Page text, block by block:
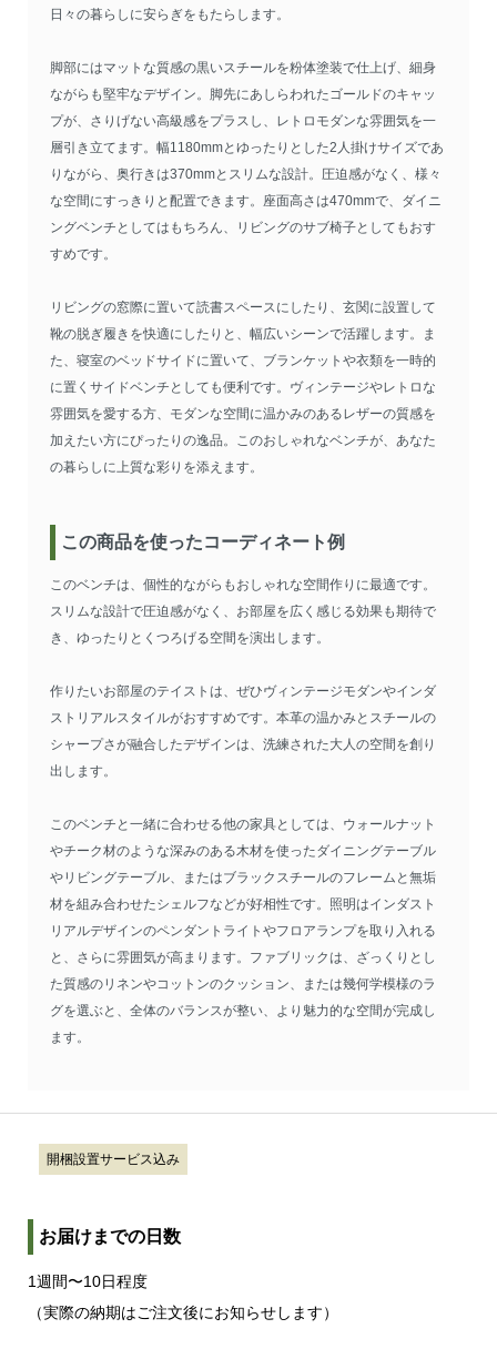
日々の暮らしに安らぎをもたらします。
脚部にはマットな質感の黒いスチールを粉体塗装で仕上げ、細身
ながらも堅牢なデザイン。脚先にあしらわれたゴールドのキャッ
プが、さりげない高級感をプラスし、レトロモダンな雰囲気を一
層引き立てます。幅1180mmとゆったりとした2人掛けサイズであ
りながら、奥行きは370mmとスリムな設計。圧迫感がなく、様々
な空間にすっきりと配置できます。座面高さは470mmで、ダイニ
ングベンチとしてはもちろん、リビングのサブ椅子としてもおす
すめです。
リビングの窓際に置いて読書スペースにしたり、玄関に設置して
靴の脱ぎ履きを快適にしたりと、幅広いシーンで活躍します。ま
た、寝室のベッドサイドに置いて、ブランケットや衣類を一時的
に置くサイドベンチとしても便利です。ヴィンテージやレトロな
雰囲気を愛する方、モダンな空間に温かみのあるレザーの質感を
加えたい方にぴったりの逸品。このおしゃれなベンチが、あなた
の暮らしに上質な彩りを添えます。
この商品を使ったコーディネート例
このベンチは、個性的ながらもおしゃれな空間作りに最適です。
スリムな設計で圧迫感がなく、お部屋を広く感じる効果も期待で
き、ゆったりとくつろげる空間を演出します。
作りたいお部屋のテイストは、ぜひヴィンテージモダンやインダ
ストリアルスタイルがおすすめです。本革の温かみとスチールの
シャープさが融合したデザインは、洗練された大人の空間を創り
出します。
このベンチと一緒に合わせる他の家具としては、ウォールナット
やチーク材のような深みのある木材を使ったダイニングテーブル
やリビングテーブル、またはブラックスチールのフレームと無垢
材を組み合わせたシェルフなどが好相性です。照明はインダスト
リアルデザインのペンダントライトやフロアランプを取り入れる
と、さらに雰囲気が高まります。ファブリックは、ざっくりとし
た質感のリネンやコットンのクッション、または幾何学模様のラ
グを選ぶと、全体のバランスが整い、より魅力的な空間が完成し
ます。
開梱設置サービス込み
お届けまでの日数
1週間〜10日程度
（実際の納期はご注文後にお知らせします）